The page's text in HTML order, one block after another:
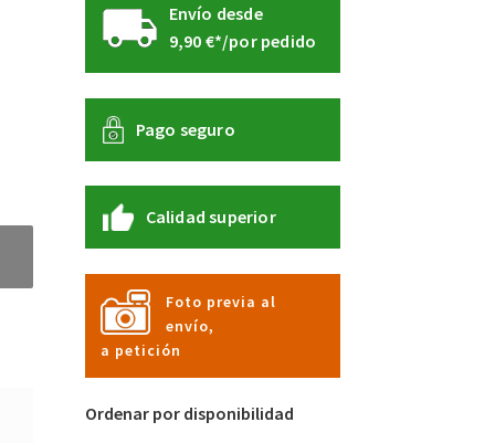
Envío desde
9,90 €*/por pedido
Pago seguro
Calidad superior
Foto previa al
envío,
a petición
Ordenar por disponibilidad